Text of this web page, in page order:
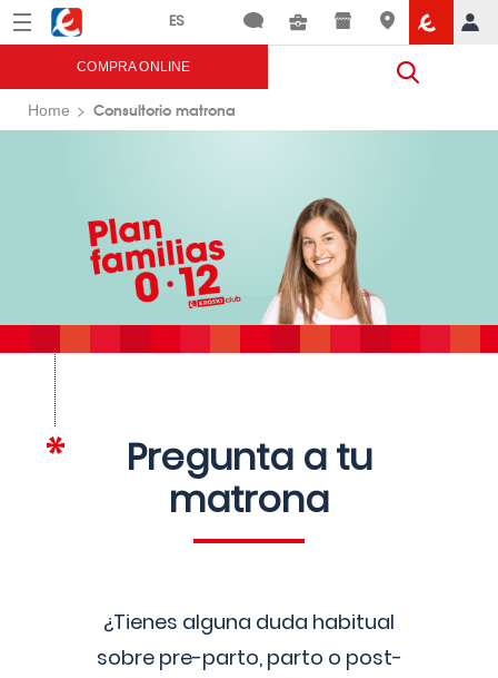
Menú Eroski
COMPRA ONLINE
Home Consultorio matrona
Pregunta a tu
matrona
¿Tienes alguna duda habitual
sobre pre-parto, parto o post-